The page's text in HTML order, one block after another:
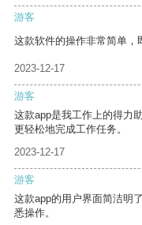
游客
这款软件的操作非常简单，
2023-12-17
游客
这款app是我工作上的得力
更轻松地完成工作任务。
2023-12-17
游客
这款app的用户界面简洁明
悉操作。